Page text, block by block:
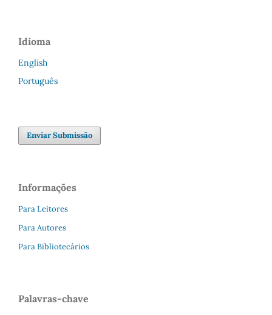
Idioma
English
Português
Enviar Submissão
Informações
Para Leitores
Para Autores
Para Bibliotecários
Palavras-chave